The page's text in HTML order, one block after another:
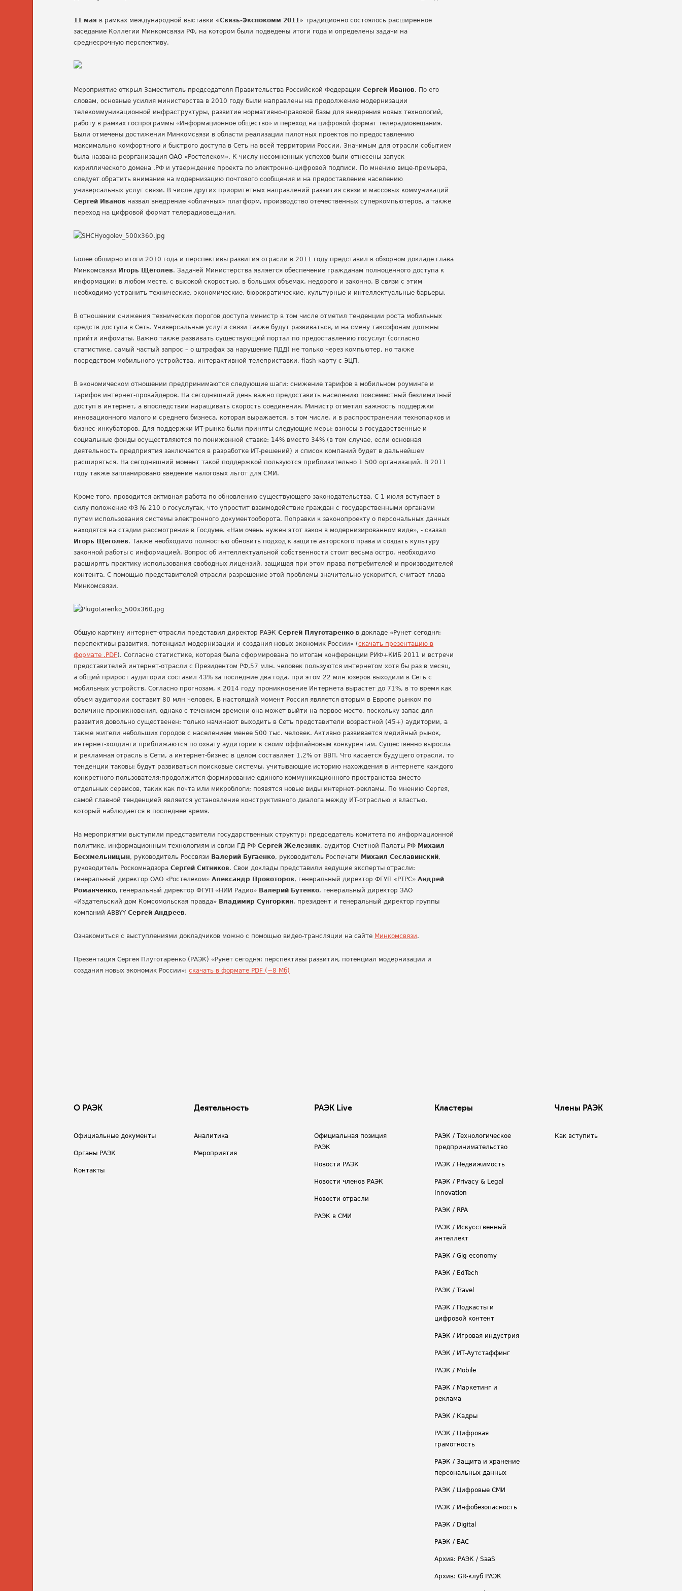
11 мая в рамках международной выставки «Связь-Экспокомм 2011»традиционно состоялось расширенное
заседание Коллегии Минкомсвязи РФ, на котором были подведены итоги года и определены задачи на
среднесрочную перспективу.
Мероприятие открыл Заместитель председателя Правительства Российской ФедерацииСергей Иванов. По его
словам, основные усилия министерства в 2010 году были направлены на продолжение модернизации
телекоммуникационной инфраструктуры, развитие нормативно-правовой базы для внедрения новых технологий,
работу в рамках госпрограммы «Информационное общество» и переход на цифровой формат телерадиовещания.
Были отмечены достижения Минкомсвязи в области реализации пилотных проектов по предоставлению
максимально комфортного и быстрого доступа в Сеть на всей территории России. Значимым для отрасли событием
была названа реорганизация ОАО «Ростелеком». К числу несомненных успехов были отнесены запуск
кириллического домена .РФ и утверждение проекта по электронно-цифровой подписи. По мнению вице-премьера,
следует обратить внимание на модернизацию почтового сообщения и на предоставление населению
универсальных услуг связи. В числе других приоритетных направлений развития связи и массовых коммуникаций
Сергей Иванов назвал внедрение «облачных» платформ, производство отечественных суперкомпьютеров, а также
переход на цифровой формат телерадиовещания.
Более обширно итоги 2010 года и перспективы развития отрасли в 2011 году представил в обзорном докладе глава
Минкомсвязи Игорь Щёголев. Задачей Министерства является обеспечение гражданам полноценного доступа к
информации: в любом месте, с высокой скоростью, в больших объемах, недорого и законно. В связи с этим
необходимо устранить технические, экономические, бюрократические, культурные и интеллектуальные барьеры.
В отношении снижения технических порогов доступа министр в том числе отметил тенденции роста мобильных
средств доступа в Сеть. Универсальные услуги связи также будут развиваться, и на смену таксофонам должны
прийти инфоматы. Важно также развивать существующий портал по предоставлению госуслуг (согласно
статистике, самый частый запрос – о штрафах за нарушение ПДД) не только через компьютер, но также
посредством мобильного устройства, интерактивной телеприставки, flash-карту с ЭЦП.
В экономическом отношении предпринимаются следующие шаги: снижение тарифов в мобильном роуминге и
тарифов интернет-провайдеров. На сегодняшний день важно предоставить населению повсеместный безлимитный
доступ в интернет, а впоследствии наращивать скорость соединения. Министр отметил важность поддержки
инновационного малого и среднего бизнеса, которая выражается, в том числе, и в распространении технопарков и
бизнес-инкубаторов. Для поддержки ИТ-рынка были приняты следующие меры: взносы в государственные и
социальные фонды осуществляются по пониженной ставке: 14% вместо 34% (в том случае, если основная
деятельность предприятия заключается в разработке ИТ-решений) и список компаний будет в дальнейшем
расширяться. На сегодняшний момент такой поддержкой пользуются приблизительно 1 500 организаций. В 2011
году также запланировано введение налоговых льгот для СМИ.
Кроме того, проводится активная работа по обновлению существующего законодательства. С 1 июля вступает в
силу положение ФЗ № 210 о госуслугах, что упростит взаимодействие граждан с государственными органами
путем использования системы электронного документооборота. Поправки к законопроекту о персональных данных
находятся на стадии рассмотрения в Госдуме. «Нам очень нужен этот закон в модернизированном виде», - сказал
Игорь Щеголев. Также необходимо полностью обновить подход к защите авторского права и создать культуру
законной работы с информацией. Вопрос об интеллектуальной собственности стоит весьма остро, необходимо
расширять практику использования свободных лицензий, защищая при этом права потребителей и производителей
контента. С помощью представителей отрасли разрешение этой проблемы значительно ускорится, считает глава
Минкомсвязи.
Общую картину интернет-отрасли представил директор РАЭКСергей Плуготаренко в докладе «Рунет сегодня:
перспективы развития, потенциал модернизации и создания новых экономик России» (скачать презентацию в
формате .PDF). Согласно статистике, которая была сформирована по итогам конференции РИФ+КИБ 2011 и встречи
представителей интернет-отрасли с Президентом РФ,57 млн. человек пользуются интернетом хотя бы раз в месяц,
а общий прирост аудитории составил 43% за последние два года, при этом 22 млн юзеров выходили в Сеть с
мобильных устройств. Согласно прогнозам, к 2014 году проникновение Интернета вырастет до 71%, в то время как
объем аудитории составит 80 млн человек. В настоящий момент Россия является вторым в Европе рынком по
величине проникновения, однако с течением времени она может выйти на первое место, поскольку запас для
развития довольно существенен: только начинают выходить в Сеть представители возрастной (45+) аудитории, а
также жители небольших городов с населением менее 500 тыс. человек. Активно развивается медийный рынок,
интернет-холдинги приближаются по охвату аудитории к своим оффлайновым конкурентам. Существенно выросла
и рекламная отрасль в Сети, а интернет-бизнес в целом составляет 1,2% от ВВП. Что касается будущего отрасли, то
тенденции таковы: будут развиваться поисковые системы, учитывающие историю нахождения в интернете каждого
конкретного пользователя;продолжится формирование единого коммуникационного пространства вместо
отдельных сервисов, таких как почта или микроблоги; появятся новые виды интернет-рекламы. По мнению Сергея,
самой главной тенденцией является установление конструктивного диалога между ИТ-отраслью и властью,
который наблюдается в последнее время.
На мероприятии выступили представители государственных структур: председатель комитета по информационной
политике, информационным технологиям и связи ГД РФСергей Железняк, аудитор Счетной Палаты РФ Михаил
Бесхмельницын, руководитель Россвязи Валерий Бугаенко, руководитель Роспечати Михаил Сеславинский,
руководитель РоскомнадзораСергей Ситников. Свои доклады представили ведущие эксперты отрасли:
генеральный директор ОАО «Ростелеком»Александр Провоторов, генеральный директор ФГУП «РТРС»Андрей
Романченко, генеральный директор ФГУП «НИИ Радио» Валерий Бутенко, генеральный директор ЗАО
«Издательский дом Комсомольская правда» Владимир Сунгоркин, президент и генеральный директор группы
компаний ABBYYСергей Андреев.
Ознакомиться с выступлениями докладчиков можно с помощью видео-трансляции на сайте Минкомсвязи.
Презентация Сергея Плуготаренко (РАЭК) «Рунет сегодня: перспективы развития, потенциал модернизации и
создания новых экономик России»:скачать в формате PDF (~8 Мб)
О РАЭК
Официальные документы
Органы РАЭК
Контакты
Деятельность
Аналитика
Мероприятия
РАЭК Live
Официальная позиция
РАЭК
Новости РАЭК
Новости членов РАЭК
Новости отрасли
РАЭК в СМИ
Кластеры
РАЭК / Технологическое
предпринимательство
РАЭК / Недвижимость
РАЭК / Privacy & Legal
Innovation
РАЭК / RPA
РАЭК / Искусственный
интеллект
РАЭК / Gig economy
РАЭК / EdTech
РАЭК / Travel
РАЭК / Подкасты и
цифровой контент
РАЭК / Игровая индустрия
РАЭК / ИТ-Аутстаффинг
РАЭК / Mobile
РАЭК / Маркетинг и
реклама
РАЭК / Кадры
РАЭК / Цифровая
грамотность
РАЭК / Защита и хранение
персональных данных
РАЭК / Цифровые СМИ
РАЭК / Инфобезопасность
РАЭК / Digital
РАЭК / БАС
Архив: РАЭК / SaaS
Архив: GR-клуб РАЭК
Члены РАЭК
Как вступить